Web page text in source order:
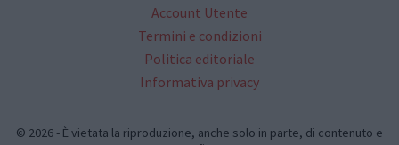
Account Utente
Termini e condizioni
Politica editoriale
Informativa privacy
© 2026 - È vietata la riproduzione, anche solo in parte, di contenuto e